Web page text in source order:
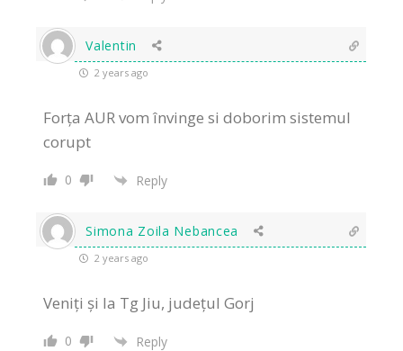
Valentin
2 years ago
Forța AUR vom învinge si doborim sistemul
corupt
0 Reply
Simona Zoila Nebancea
2 years ago
Veniți și la Tg Jiu, județul Gorj
0 Reply